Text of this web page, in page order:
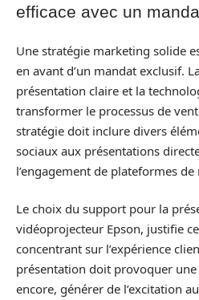
efficace avec un
Une stratégie marketing solide
en avant d’un mandat exclusif.
présentation claire et la
transformer le processus de
stratégie doit inclure divers
sociaux aux présentations
l’engagement de plateformes
Le choix du support pour la
vidéoprojecteur Epson, justifie
concentrant sur l’expérience
présentation doit provoquer
encore, générer de l’excitation